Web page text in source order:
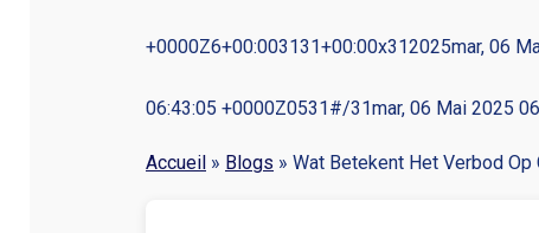
+0000Z6+00:003131+00:00x312025mar, 06
06:43:05 +0000Z0531#/31mar, 06 Mai 2025
Accueil » Blogs » Wat Betekent Het Verbod